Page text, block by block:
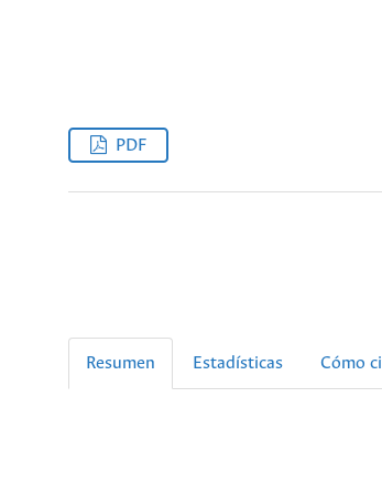
PDF
Resumen Estadísticas Cómo